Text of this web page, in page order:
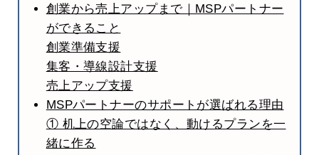
創業から売上アップまで｜MSPパートナー
ができること
創業準備支援
集客・導線設計支援
売上アップ支援
MSPパートナーのサポートが選ばれる理由
① 机上の空論ではなく、動けるプランを一
緒に作る